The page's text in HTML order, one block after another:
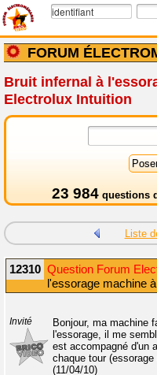
FORUM
Bruit infernal à
Electrolux Intuition
23 984 questions
Liste
12310 Question Forum
l'essorage machine
Invité
Bonjour, ma machine
l'essorage, il me
est accompagné d'un
chaque tour
(11/04/10)